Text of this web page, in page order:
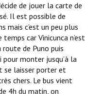
de jouer la carte de
Il est possible de
mais c’est un peu plus
car Vinicunca n’est
de Puno puis
monter jusqu’à la
se laisser porter et
chers. Le bus vient
4h du matin, on